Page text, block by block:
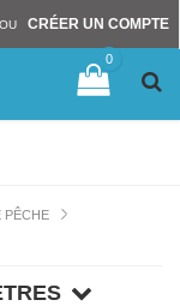
CRÉER UN COMPTE
0
PÊCHE